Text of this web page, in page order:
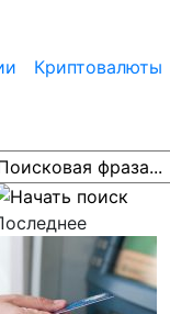
Криптовалюты